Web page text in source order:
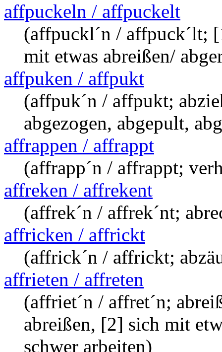
affpuckeln / affpuckelt
(affpuckl´n / affpuck´lt;
mit etwas abreißen/
affpuken / affpukt
(affpuk´n / affpukt;
abgezogen, abgepult,
affrappen / affrappt
(affrapp´n / affrappt;
affreken / affrekent
(affrek´n / affrek´nt;
affricken / affrickt
(affrick´n / affrickt;
affrieten / affreten
(affriet´n / affret´n;
abreißen, [2] sich mit
schwer arbeiten)